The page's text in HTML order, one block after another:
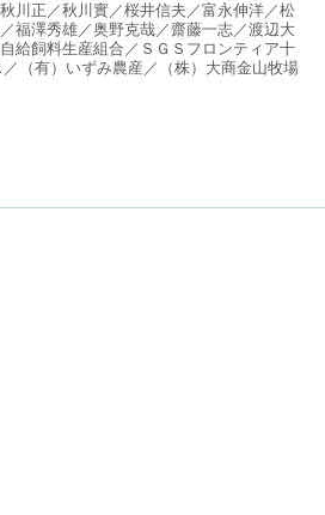
川正／秋川實／桜井信夫／富永伸洋／松
福澤秀雄／奥野克哉／齋藤一志／渡辺大
給飼料生産組合／ＳＧＳフロンティア十
（有）いずみ農産／（株）大商金山牧場